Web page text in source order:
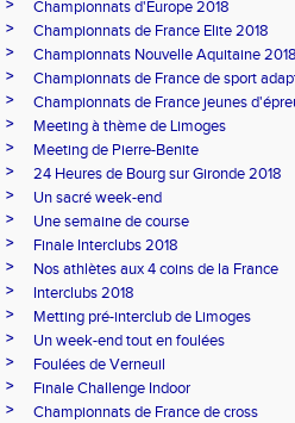
>
Championnats d'Europe 2018
>
Championnats de France Elite 2018
>
Championnats Nouvelle Aquitaine
>
Championnats de France de sport
>
Championnats de France jeunes
>
Meeting à thème de Limoges
>
Meeting de Pierre-Benite
>
24 Heures de Bourg sur Gironde 2018
>
Un sacré week-end
>
Une semaine de course
>
Finale Interclubs 2018
>
Nos athlètes aux 4 coins de la France
>
Interclubs 2018
>
Metting pré-interclub de Limoges
>
Un week-end tout en foulées
>
Foulées de Verneuil
>
Finale Challenge Indoor
>
Championnats de France de cross